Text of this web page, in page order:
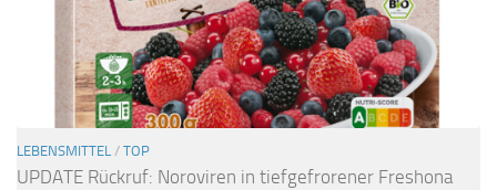
LEBENSMITTEL / TOP
UPDATE Rückruf: Noroviren in tiefgefrorener Freshona